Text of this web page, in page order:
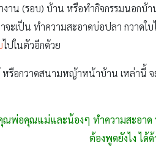
น (รอบ) บ้าน หรือทำกิจกรรมนอกบ้
จะเป็น ทำความสะอาดบ่อปลา กวาด
ไปในตัวอีกด้วย
รือกวาดสนามหญ้าหน้าบ้าน เหล่านี้ จ
พ่อคุณแม่และน้องๆ ทำความสะอาด
ต้องพูดยังไง ได้